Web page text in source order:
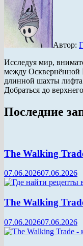
Автор:
Исследуя мир,
между
длинной шахты лифта
Добраться до
Последние
The Walking
07.06.202607.06.2026
The Walking
07.06.202607.06.2026